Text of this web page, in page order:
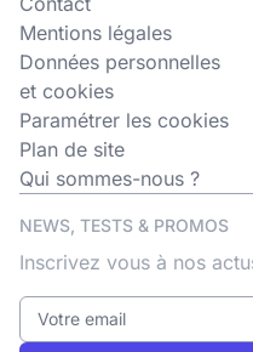
Mentions légales
Données personnelles
et cookies
Paramétrer les cookies
Plan de site
Qui sommes-nous ?
NEWS, TESTS & PROMOS
Inscrivez vous à nos